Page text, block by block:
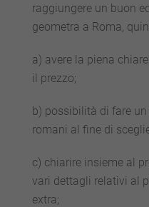
raggiungere un buon
geometra a Roma,
a) avere la piena
il prezzo;
b) possibilità di fare
romani al fine di
c) chiarire insieme al
vari dettagli relativi al
extra;